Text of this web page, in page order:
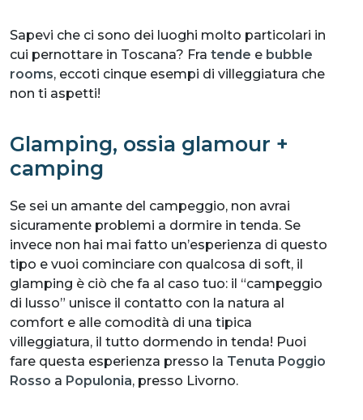
Sapevi che ci sono dei luoghi molto particolari in
cui pernottare in Toscana? Fra tende e bubble
rooms, eccoti cinque esempi di villeggiatura che
non ti aspetti!
Glamping, ossia glamour +
camping
Se sei un amante del campeggio, non avrai
sicuramente problemi a dormire in tenda. Se
invece non hai mai fatto un’esperienza di questo
tipo e vuoi cominciare con qualcosa di soft, il
glamping è ciò che fa al caso tuo: il “campeggio
di lusso” unisce il contatto con la natura al
comfort e alle comodità di una tipica
villeggiatura, il tutto dormendo in tenda! Puoi
fare questa esperienza presso la Tenuta Poggio
Rosso a Populonia, presso Livorno.